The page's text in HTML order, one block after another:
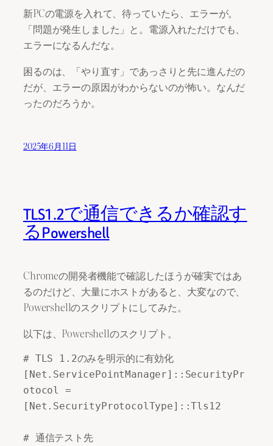
新PCの電源を入れて、待っていたら、エラーが。
「問題が発生しました」と。電源入れただけでも、
エラーになるんだな。
困るのは、「やり直す」であっさりと先に進んだの
だが、エラーの原因がわからないのが怖い。なんだ
ったのだろうか。
2025年6月11日
TLS1.2で通信できるか確認す
るPowershell
Chromeの開発者機能で確認したほうが確実ではあ
るのだけど、大量にホストがあると、大変なので、
Powershellのスクリプトにしてみた。
以下は、Powershellのスクリプト。
# TLS 1.2のみを明示的に有効化
[Net.ServicePointManager]::SecurityPr
otocol =
[Net.SecurityProtocolType]::Tls12
# 通信テスト先